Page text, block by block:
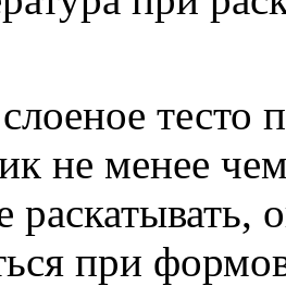
тесто
не менее
раскатывать,
при